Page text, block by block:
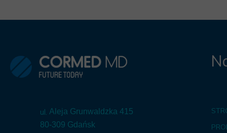
ul. Aleja Grunwaldzka 415
80-309 Gdańsk